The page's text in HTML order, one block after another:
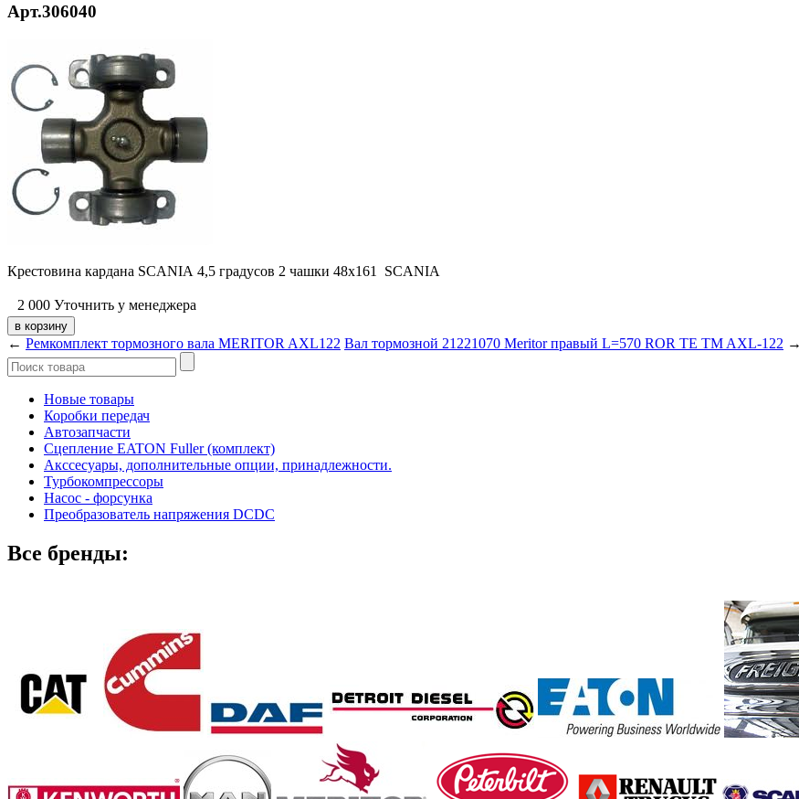
Арт.306040
Крестовина кардана SCANIA 4,5 градусов 2 чашки 48х161 SCANIA
2 000 Уточнить у менеджера
← Ремкомплект тормозного вала MERITOR AXL122 Вал тормозной 21221070 Meritor правый L=570 ROR TE TM AXL-122 →
Новые товары
Коробки передач
Автозапчасти
Сцепление EATON Fuller (комплект)
Акссесуары, дополнительные опции, принадлежности.
Турбокомпрессоры
Насос - форсунка
Преобразователь напряжения DCDC
Все бренды: